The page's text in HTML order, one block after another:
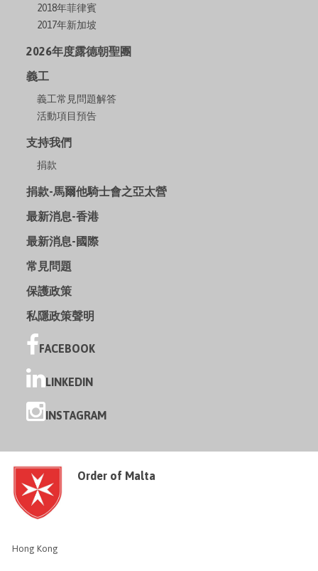
2018年菲律賓
2017年新加坡
2026年度露德朝聖團
義工
義工常見問題解答
活動項目預告
支持我們
捐款
捐款-馬爾他騎士會之亞太營
最新消息-香港
最新消息-國際
常見問題
保護政策
私隱政策聲明
FACEBOOK
LINKEDIN
INSTAGRAM
Order of Malta
Hong Kong